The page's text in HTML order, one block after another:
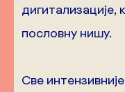
дигитализације,
пословну нишу.
Све